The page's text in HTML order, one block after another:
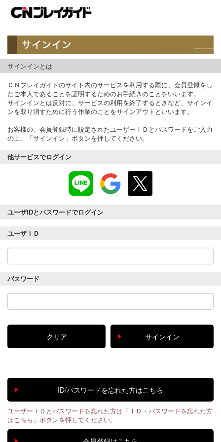
サインインとは
ＣＮプレイガイドのサイト内のサービスを利用する際に、会員登録をし
たご本人であることを証明するためのお手続きのことをいいます。
サインインとは反対に、サービスの利用を終了するときなど、サインイ
ンを取り消すために行う作業のことをサインアウトといいます。
お客様の、会員登録時に設定されたユーザーＩＤとパスワードをご入力
の上、「サインイン」ボタンを押してください。
他サービスでログイン
ユーザIDとパスワードでログイン
ユーザＩＤ
パスワード
ユーザーＩＤとパスワードを忘れた方は「ＩＤ・パスワードを忘れた方
はこちら」ボタンを押してください。